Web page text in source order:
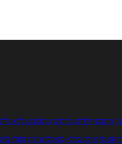
מתכוני ילדים מרקים מתכונים ללא
אוכל בריא מאכלי עדות ספרי